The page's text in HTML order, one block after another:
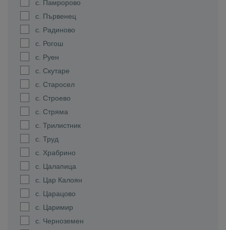
с. Памророво
с. Първенец
с. Радиново
с. Рогош
с. Руен
с. Скутаре
с. Старосел
с. Строево
с. Стряма
с. Трилистник
с. Труд
с. Храбрино
с. Цалапица
с. Цар Калоян
с. Царацово
с. Царимир
с. Черноземен